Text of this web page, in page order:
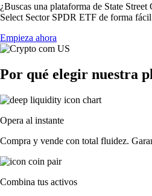
¿Buscas una plataforma de State
Select Sector SPDR ETF de forma
Empieza ahora
Por qué elegir nuestra
Opera al instante
Compra y vende con total fluidez.
Combina tus activos